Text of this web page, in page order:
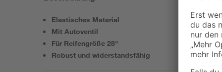
Elastisches Material
Mit Autoventil
Für Reifengröße 28"
Robust und widerstandsfähig